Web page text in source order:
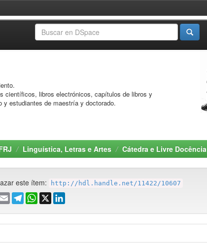
científicos, libros electrónicos, capítulos de libros y
y estudiantes de maestría y doctorado.
Linguística, Letras e Artes Cátedra e Livre Docência
este ítem: http://hdl.handle.net/11422/10607
EmailTelegramWhatsApp
X